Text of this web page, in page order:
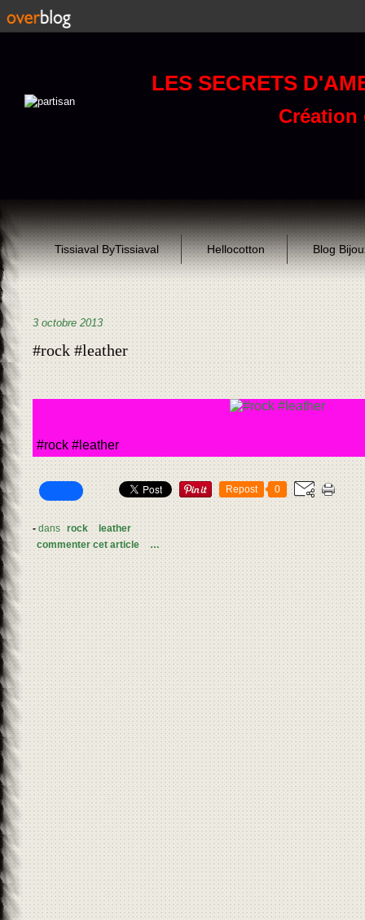
LES SECRETS
Création
Tissiaval ByTissiaval Hellocotton Blog
3 octobre 2013
#rock #leather
#rock #leather
Repost 0
- dans rock
leather
commenter cet article
…